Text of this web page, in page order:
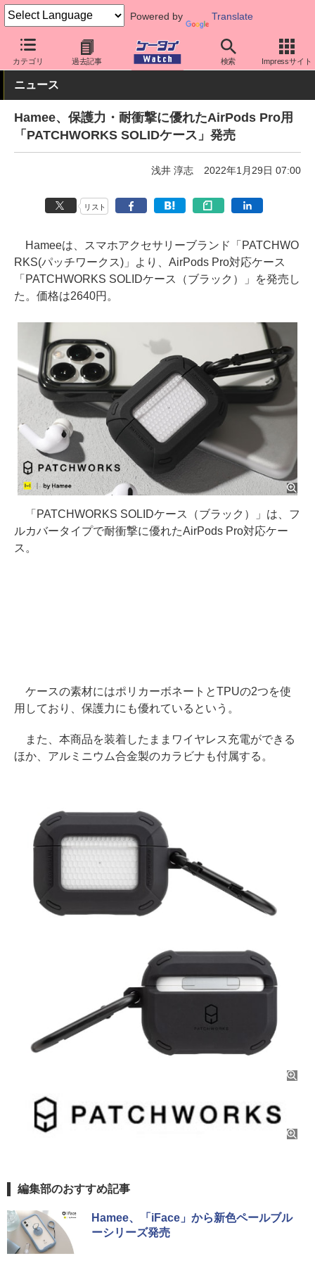
Powered by Translate
カテゴリ 過去記事 検索 Impressサイト
ケータイ Watch 周辺機器/アクセサリー オーディオ
ニュース
Hamee、保護力・耐衝撃に優れたAirPods Pro用
「PATCHWORKS SOLIDケース」発売
浅井 淳志 2022年1月29日 07:00
リスト
Hameeは、スマホアクセサリーブランド「PATCHWO
RKS(パッチワークス)」より、AirPods Pro対応ケース
「PATCHWORKS SOLIDケース（ブラック）」を発売し
た。価格は2640円。
「PATCHWORKS SOLIDケース（ブラック）」は、フ
ルカバータイプで耐衝撃に優れたAirPods Pro対応ケー
ス。
ケースの素材にはポリカーボネートとTPUの2つを使
用しており、保護力にも優れているという。
また、本商品を装着したままワイヤレス充電ができる
ほか、アルミニウム合金製のカラビナも付属する。
編集部のおすすめ記事
Hamee、「iFace」から新色ペールブル
ーシリーズ発売